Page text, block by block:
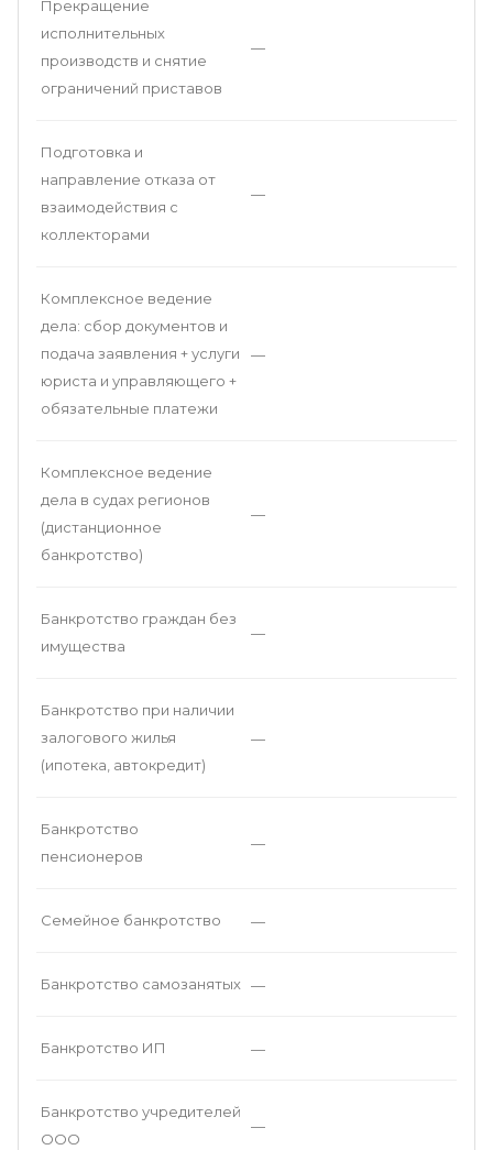
Прекращение
исполнительных
производств и снятие
ограничений приставов
—
Подготовка и
направление отказа от
взаимодействия с
коллекторами
—
Комплексное ведение
дела: сбор документов и
подача заявления + услуги
юриста и управляющего +
обязательные платежи
—
Комплексное ведение
дела в судах регионов
(дистанционное
банкротство)
—
Банкротство граждан без
имущества
—
Банкротство при наличии
залогового жилья
(ипотека, автокредит)
—
Банкротство
пенсионеров
—
Семейное банкротство —
Банкротство самозанятых —
Банкротство ИП —
Банкротство учредителей
ООО
—